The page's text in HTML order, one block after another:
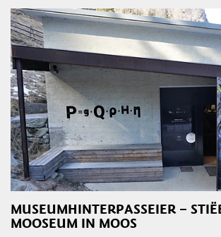
MUSEUMHINTERPASSEIER –
MOOSEUM IN MOOS